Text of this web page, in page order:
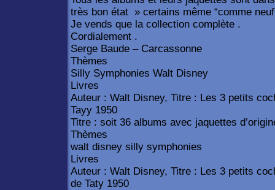
très bon état » certains même “comme
Je vends que la collection complète .
Cordialement .
Serge Baude – Carcassonne
Thèmes
Silly Symphonies Walt Disney
Livres
Auteur : Walt Disney, Titre : Les 3 petits
Tayy 1950
Titre : soit 36 albums avec jaquettes
Thèmes
walt disney silly symphonies
Livres
Auteur : Walt Disney, Titre : Les 3 petits
de Taty 1950